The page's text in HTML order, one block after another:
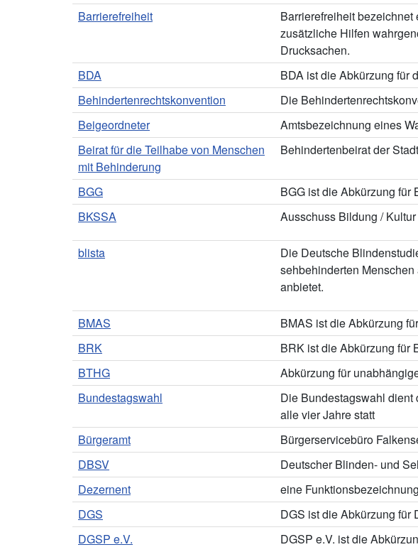
Barrierefreiheit
Barrierefreiheit
zusätzliche Hilfen
Drucksachen.
BDA
BDA ist die Abkürzung für
Behindertenrechtskonvention
Die
Beigeordneter
Amtsbezeichnung eines
Beirat für die Teilhabe von Menschen
mit Behinderung
Behindertenbeirat der
BGG
BGG ist die Abkürzung
BKSSA
Ausschuss Bildung /
blista
Die Deutsche
sehbehinderten
anbietet.
BMAS
BMAS ist die Abkürzung
BRK
BRK ist die Abkürzung für
BTHG
Abkürzung für
Bundestagswahl
Die Bundestagswahl
alle vier Jahre statt
Bürgeramt
Bürgerservicebüro
DBSV
Deutscher Blinden- und
Dezernent
eine
DGS
DGS ist die Abkürzung für
DGSP e.V.
DGSP e.V. ist die